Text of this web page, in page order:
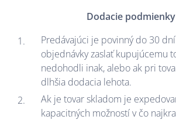
Dodacie podmienky
Predávajúci je povinný do 30
objednávky zaslať kupujúcemu
nedohodli inak, alebo ak pri
dlhšia dodacia lehota.
Ak je tovar skladom je
kapacitných možností v čo